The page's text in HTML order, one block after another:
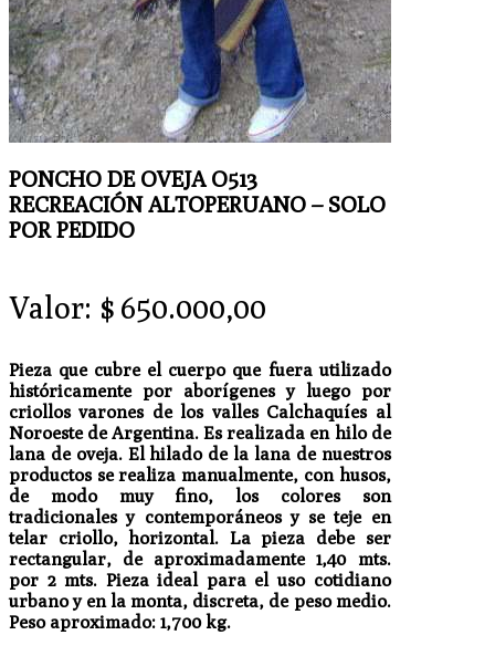
PONCHO DE OVEJA O513
RECREACIÓN ALTOPERUANO – SOLO
POR PEDIDO
Valor: $ 650.000,00
Pieza que cubre el cuerpo que fuera utilizado
históricamente por aborígenes y luego por
criollos varones de los valles Calchaquíes al
Noroeste de Argentina. Es realizada en hilo de
lana de oveja. El hilado de la lana de nuestros
productos se realiza manualmente, con husos,
de modo muy fino, los colores son
tradicionales y contemporáneos y se teje en
telar criollo, horizontal. La pieza debe ser
rectangular, de aproximadamente 1,40 mts.
por 2 mts. Pieza ideal para el uso cotidiano
urbano y en la monta, discreta, de peso medio.
Peso aproximado: 1,700 kg.